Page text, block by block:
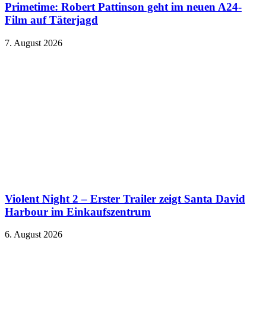
Primetime: Robert Pattinson geht im neuen A24-
Film auf Täterjagd
7. August 2026
Violent Night 2 – Erster Trailer zeigt Santa David
Harbour im Einkaufszentrum
6. August 2026